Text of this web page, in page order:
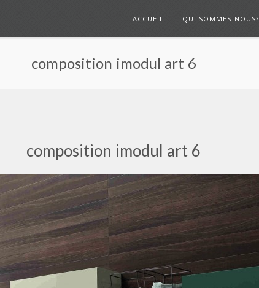
ACCUEIL QUI SOMMES-NOUS?
composition imodul art 6
composition imodul art 6